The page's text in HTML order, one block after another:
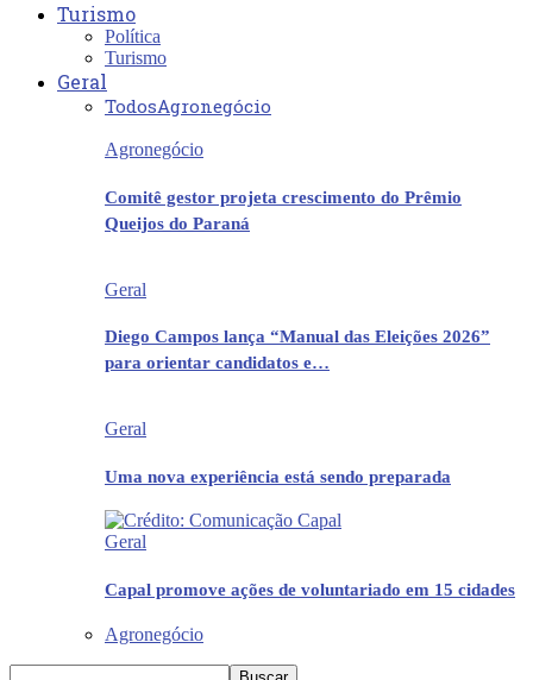
Turismo
Política
Turismo
Geral
TodosAgronegócio
Agronegócio
Comitê gestor projeta crescimento do Prêmio
Queijos do Paraná
Geral
Diego Campos lança “Manual das Eleições 2026”
para orientar candidatos e…
Geral
Uma nova experiência está sendo preparada
Geral
Capal promove ações de voluntariado em 15 cidades
Agronegócio